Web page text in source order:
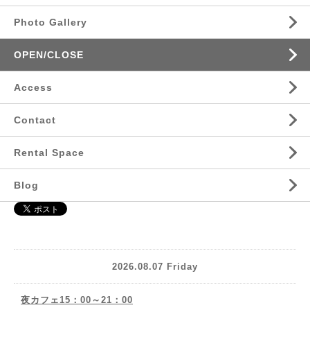
Photo Gallery
OPEN/CLOSE
Access
Contact
Rental Space
Blog
2026.08.07 Friday
夜カフェ15：00～21：00